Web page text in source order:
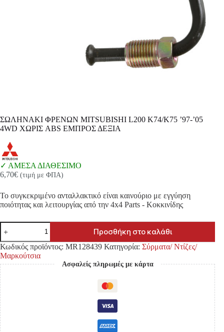
ΣΩΛΗΝΑΚΙ ΦΡΕΝΩΝ MITSUBISHI L200 K74/K75 ’97-’05
4WD ΧΩΡΙΣ ABS ΕΜΠΡΟΣ ΔΕΞΙΑ
ΑΜΕΣΑ ΔΙΑΘΕΣΙΜΟ
6,70€ (τιμή με ΦΠΑ)
Το συγκεκριμένο ανταλλακτικό είναι καινούριο με εγγύηση
ποιότητας και λειτουργίας από την 4x4 Parts - Κοκκινίδης
ΣΩΛΗΝΑΚΙ
ΦΡΕΝΩΝ
MITSUBISHI
L200
K74/K75
'97-
'05
4WD
ΧΩΡΙΣ
ABS
ΕΜΠΡΟΣ
ΔΕΞΙΑ
ποσότητα
Προσθήκη στο καλάθι
Κωδικός προϊόντος: MR128439 Κατηγορία: Σύρματα/ Ντίζες/
Μαρκούτσια
Ασφαλείς πληρωμές με κάρτα